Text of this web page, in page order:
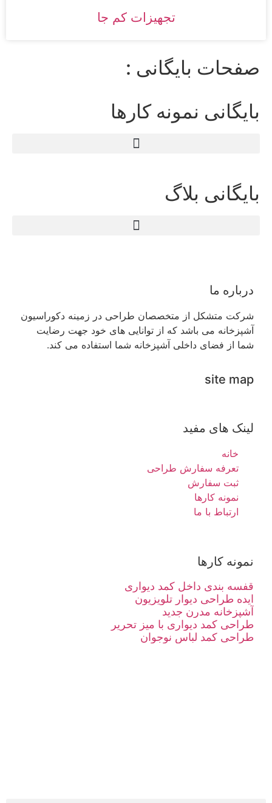
تجهیزات کم جا
صفحات بایگانی :
بایگانی نمونه کارها
بایگانی بلاگ
درباره ما
شرکت متشکل از متخصصان طراحی در زمینه دکوراسیون
آشپزخانه می باشد که از توانایی های خود جهت رضایت
شما از فضای داخلی آشپزخانه شما استفاده می کند.
site map
لینک های مفید
خانه
تعرفه سفارش طراحی
ثبت سفارش
نمونه کارها
ارتباط با ما
نمونه کارها
قفسه بندی داخل کمد دیواری
ایده طراحی دیوار تلویزیون
آشپزخانه مدرن جدید
طراحی کمد دیواری با میز تحریر
طراحی کمد لباس نوجوان